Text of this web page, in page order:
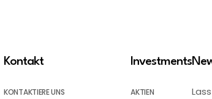
Kontakt
KONTAKTIERE UNS
Investments
AKTIEN